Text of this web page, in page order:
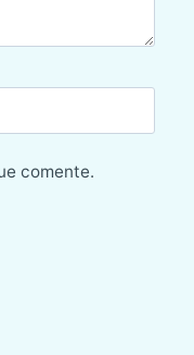
comente.